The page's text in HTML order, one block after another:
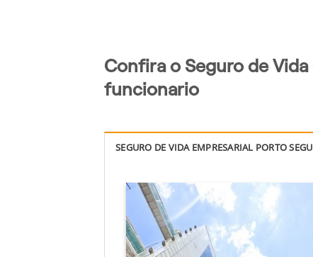
Confira o Seguro de
funcionario
SEGURO DE VIDA EMPRESARIAL PORTO